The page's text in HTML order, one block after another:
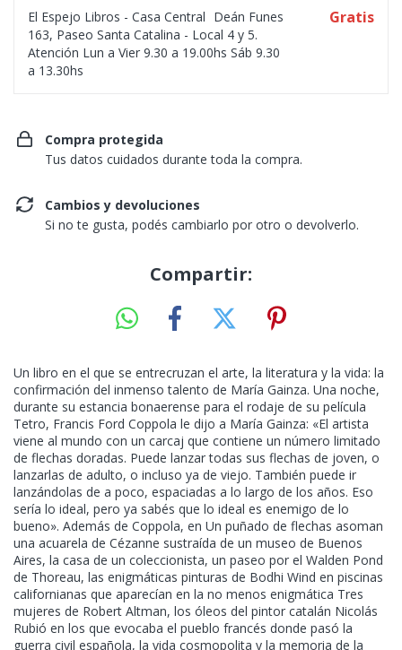
El Espejo Libros - Casa Central Deán Funes
163, Paseo Santa Catalina - Local 4 y 5.
Atención Lun a Vier 9.30 a 19.00hs Sáb 9.30
a 13.30hs
Gratis
Compra protegida
Tus datos cuidados durante toda la compra.
Cambios y devoluciones
Si no te gusta, podés cambiarlo por otro o devolverlo.
Compartir:
Un libro en el que se entrecruzan el arte, la literatura y la vida: la
confirmación del inmenso talento de María Gainza. Una noche,
durante su estancia bonaerense para el rodaje de su película
Tetro, Francis Ford Coppola le dijo a María Gainza: «El artista
viene al mundo con un carcaj que contiene un número limitado
de flechas doradas. Puede lanzar todas sus flechas de joven, o
lanzarlas de adulto, o incluso ya de viejo. También puede ir
lanzándolas de a poco, espaciadas a lo largo de los años. Eso
sería lo ideal, pero ya sabés que lo ideal es enemigo de lo
bueno». Además de Coppola, en Un puñado de flechas asoman
una acuarela de Cézanne sustraída de un museo de Buenos
Aires, la casa de un coleccionista, un paseo por el Walden Pond
de Thoreau, las enigmáticas pinturas de Bodhi Wind en piscinas
californianas que aparecían en la no menos enigmática Tres
mujeres de Robert Altman, los óleos del pintor catalán Nicolás
Rubió en los que evocaba el pueblo francés donde pasó la
guerra civil española, la vida cosmopolita y la memoria de la